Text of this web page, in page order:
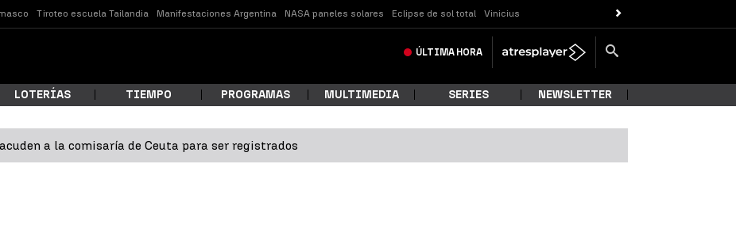
Tiroteo escuela Tailandia Manifestaciones Argentina NASA paneles solares Eclipse de sol total Vinicius
ÚLTIMA HORA
LOTERÍAS TIEMPO PROGRAMAS MULTIMEDIA SERIES NEWSLETTER
a la comisaría de Ceuta para ser registrados